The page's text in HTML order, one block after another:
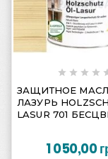
 
   
ЗАЩИТНОЕ
ЛАЗУРЬ
LASUR 701
1 050,00